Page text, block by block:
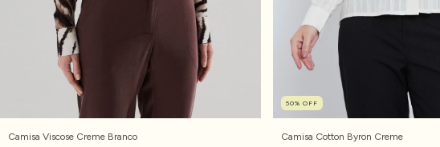
Camisa Viscose Creme Branco
50% OFF
Camisa Cotton Byron Creme